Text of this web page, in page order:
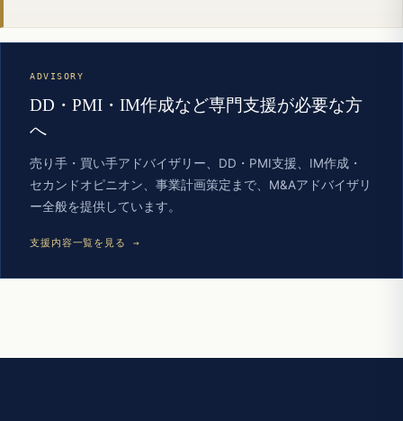
ADVISORY
DD・PMI・IM作成など専門支援が必要な方
へ
売り手・買い手アドバイザリー、DD・PMI支援、IM作成・
セカンドオピニオン、事業計画策定まで、M&Aアドバイザリ
ー全般を提供しています。
支援内容一覧を見る →